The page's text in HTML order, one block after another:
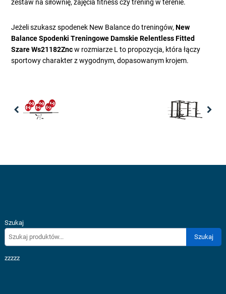
zestaw na siłownię, zajęcia fitness czy trening w terenie.
Jeżeli szukasz spodenek New Balance do treningów,New
Balance Spodenki Treningowe Damskie Relentless Fitted
Szare Ws21182Zncw rozmiarze L to propozycja, która łączy
sportowy charakter z wygodnym, dopasowanym krojem.
Szukaj
Szukaj
zzzzz